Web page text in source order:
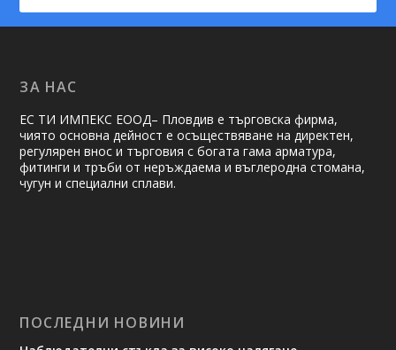
ЗА НАС
ЕС ТИ ИМПЕКС ЕООД– Пловдив е търговска фирма,
чиято основна дейност е осъществяване на ди­рек­тен,
регулярен внос и търговия с богата гама арматура,
фитинги и тръби от неръждаема и въглеродна стомана,
чугун и специални сплави.
ПОСЛЕДНИ НОВИНИ